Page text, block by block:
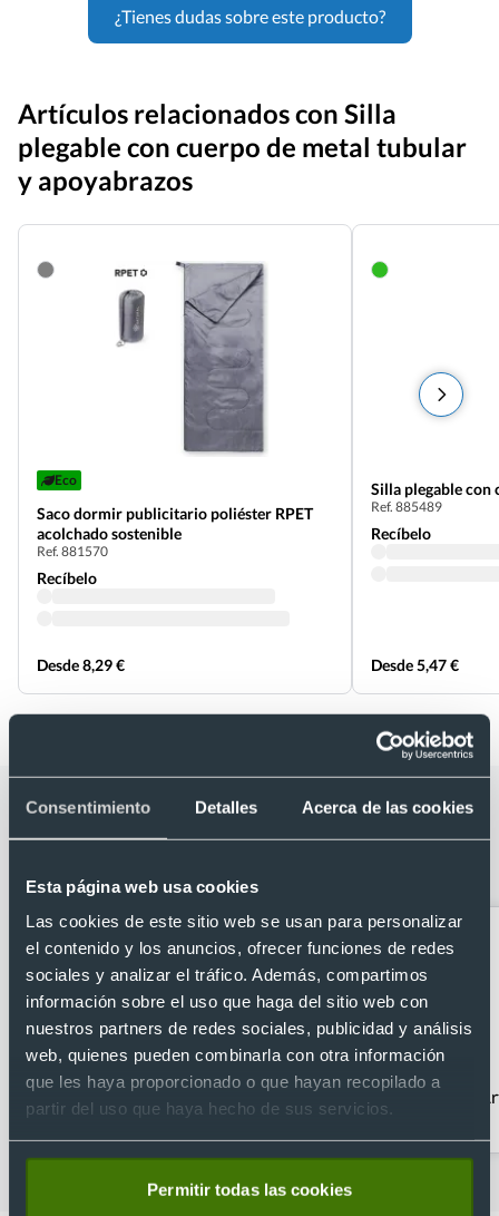
Consentimiento Detalles Acerca de las cookies
Esta página web usa cookies
Las cookies de este sitio web se usan para personalizar
el contenido y los anuncios, ofrecer funciones de redes
sociales y analizar el tráfico. Además, compartimos
información sobre el uso que haga del sitio web con
nuestros partners de redes sociales, publicidad y análisis
web, quienes pueden combinarla con otra información
que les haya proporcionado o que hayan recopilado a
partir del uso que haya hecho de sus servicios.
Permitir todas las cookies
¿Tienes dudas sobre este producto?
Artículos relacionados con Silla
plegable con cuerpo de metal tubular
y apoyabrazos
Eco
Saco dormir publicitario poliéster RPET
acolchado sostenible
Ref. 881570
Recíbelo
Desde 8,29 €
Silla plegable con
Ref. 885489
Recíbelo
Desde 5,47 €
Categorías relacionadas con Silla
plegable con cuerpo de metal tubular
y apoyabrazos
Acampada
Acc. y llaveros con
mosqueton